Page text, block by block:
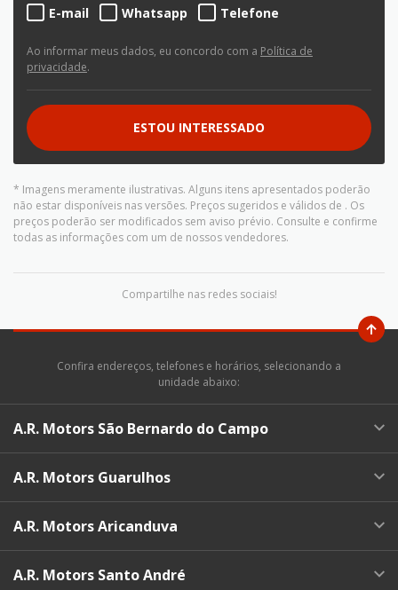
E-mail
Whatsapp Telefone
Ao informar meus dados, eu concordo com a Política de
privacidade.
ESTOU INTERESSADO
* Imagens meramente ilustrativas. Alguns itens apresentados poderão
não estar disponíveis nas versões. Preços sugeridos e válidos de . Os
preços poderão ser modificados sem aviso prévio. Consulte e confirme
todas as informações com um de nossos vendedores.
Compartilhe nas redes sociais!
Confira endereços, telefones e horários, selecionando a
unidade abaixo:
A.R. Motors São Bernardo do Campo
A.R. Motors Guarulhos
A.R. Motors Aricanduva
A.R. Motors Santo André